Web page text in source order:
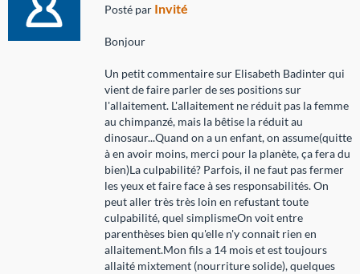
Posté par Invité
Bonjour
Un petit commentaire sur Elisabeth Badinter qui
vient de faire parler de ses positions sur
l'allaitement. L'allaitement ne réduit pas la femme
au chimpanzé, mais la bêtise la réduit au
dinosaur...Quand on a un enfant, on assume(quitte
à en avoir moins, merci pour la planète, ça fera du
bien)La culpabilité? Parfois, il ne faut pas fermer
les yeux et faire face à ses responsabilités. On
peut aller très très loin en refustant toute
culpabilité, quel simplismeOn voit entre
parenthèses bien qu'elle n'y connait rien en
allaitement.Mon fils a 14 mois et est toujours
allaité mixtement (nourriture solide), quelques